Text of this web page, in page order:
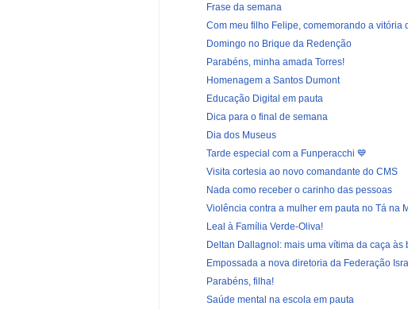
Frase da semana
Com meu filho Felipe, comemorando a vitória
Domingo no Brique da Redenção
Parabéns, minha amada Torres!
Homenagem a Santos Dumont
Educação Digital em pauta
Dica para o final de semana
Dia dos Museus
Tarde especial com a Funperacchi 💙
Visita cortesia ao novo comandante do CMS
Nada como receber o carinho das pessoas
Violência contra a mulher em pauta no Tá na
Leal à Família Verde-Oliva!
Deltan Dallagnol: mais uma vítima da caça às
Empossada a nova diretoria da Federação
Parabéns, filha!
Saúde mental na escola em pauta